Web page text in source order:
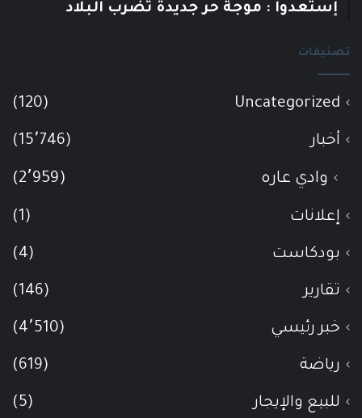
إستعدوا : موجة حر جديدة تضرب البلاد
تصنيفات
Uncategorized
(120)
أخبار (15٬746)
وادي عاره (2٬959)
إعلانات (1)
بودكاست (4)
تقارير (146)
خبر رئيسي (4٬510)
رياضة (619)
للبيع والإيجار (5)